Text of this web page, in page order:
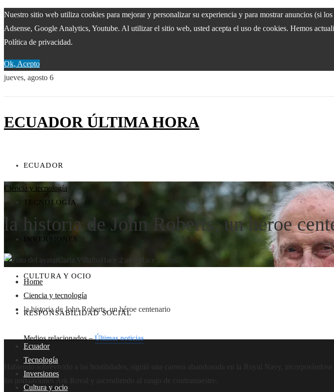
Nuestro sitio web utiliza cookies para mejorar y personalizar su experiencia y para mostrar anuncios (si
Adsense, Google Analytics, Youtube. Al utilizar el sitio web, usted acepta el uso de cookies. Hemos
Política de privacidad.
Ok, Acepto
jueves, agosto 6
ECUADOR ÚLTIMA HORA
ECUADOR
TECNOLOGÍA
INVERSIONES
CULTURA Y OCIO
RESPONSABILIDAD SOCIAL
Ecuador
Tecnología
Inversiones
Cultura y ocio
Ciencia y tecnología
la historia de John Roberts, un héroe
Carla VillalbaHace 2 años Hace 2 años
Home
Ciencia y tecnología
la historia de John Roberts, un héroe centenario
Medios relacionados –Últimas noticias
Habiendo sobrevivido a las hostilidades, siguió una carrera abandonada en la Royal Navy, incorporándose